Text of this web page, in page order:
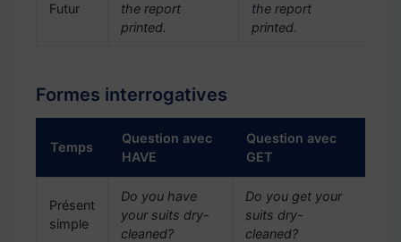
Futur
the report
printed.
the report
printed.
Formes interrogatives
Temps
Question avec
HAVE
Question avec
GET
Présent
simple
Do you have
your suits dry-
cleaned?
Do you get your
suits dry-
cleaned?